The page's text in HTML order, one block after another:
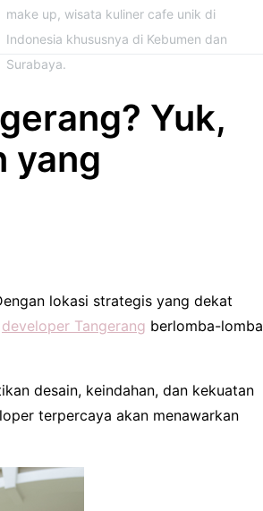
make up, wisata kuliner cafe unik di
Indonesia khususnya di Kebumen dan
Surabaya.
Yuk,
yang
lokasi strategis yang dekat
developer Tangerang berlomba-lomba
desain, keindahan, dan kekuatan
terpercaya akan menawarkan